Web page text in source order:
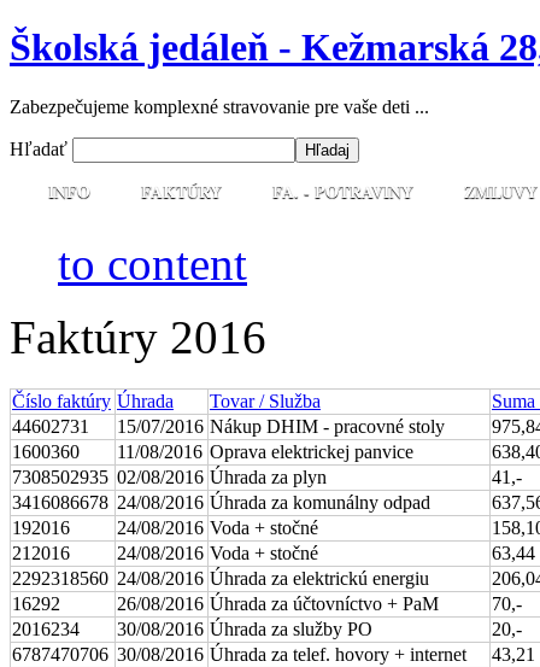
Školská jedáleň - Kežmarská
Zabezpečujeme komplexné stravovanie pre vaše deti ...
Hľadať
INFO FAKTÚRY FA. - POTRAVINY ZMLUVY
to content
Faktúry 2016
Číslo faktúry Úhrada Tovar / Služba
44602731
15/07/2016 Nákup DHIM - pracovné stoly
1600360
11/08/2016 Oprava elektrickej panvice
7308502935 02/08/2016 Úhrada za plyn
41,-
3416086678 24/08/2016 Úhrada za komunálny odpad
192016
24/08/2016 Voda + stočné
212016
24/08/2016 Voda + stočné
63,44
2292318560 24/08/2016 Úhrada za elektrickú energiu
16292
26/08/2016 Úhrada za účtovníctvo + PaM
70,-
2016234
30/08/2016 Úhrada za služby PO
20,-
6787470706 30/08/2016 Úhrada za telef. hovory + internet
43,21